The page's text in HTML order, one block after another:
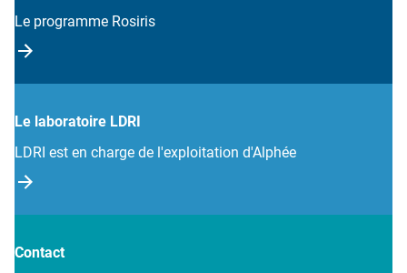
Le programme Rosiris
Le laboratoire LDRI
LDRI est en charge de l'exploitation d'Alphée
Contact